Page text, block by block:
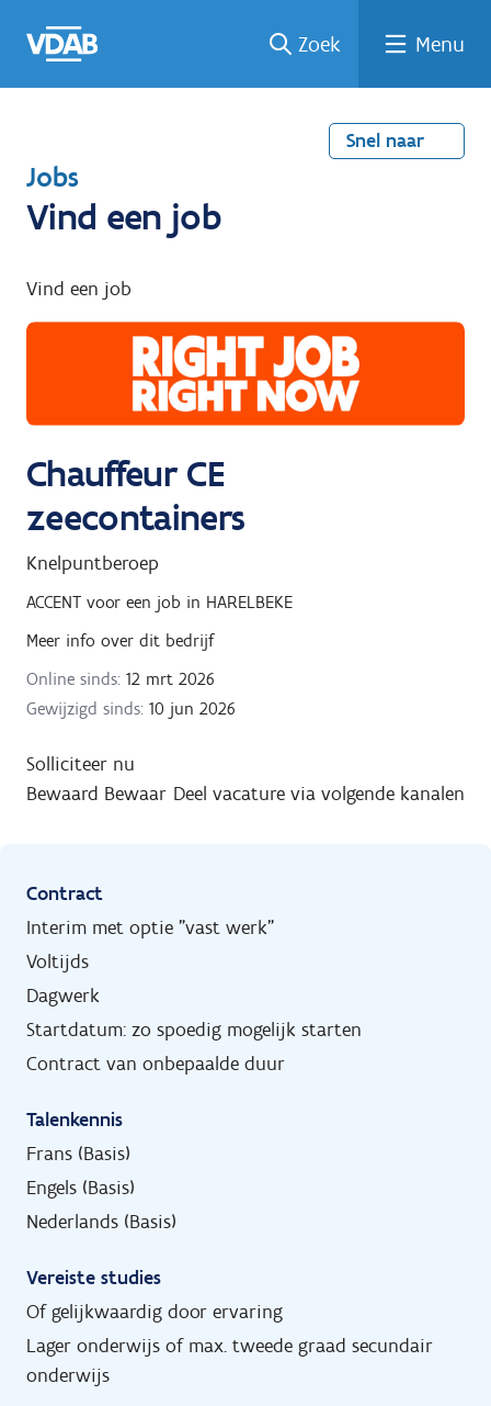
naar
een
een
job
naar
Zoek Menu
Snel naar
T
e
u
g
a
r
Jobs
Vind een job
Vind een job
Chauffeur CE
zeecontainers
Knelpuntberoep
ACCENT voor een job in HARELBEKE
Meer info over dit bedrijf
Online sinds: 12 mrt 2026
Gewijzigd sinds: 10 jun 2026
Solliciteer nu
Bewaard Bewaar Deel vacature via volgende kanalen
Contract
Interim met optie "vast werk"
Voltijds
Dagwerk
Startdatum: zo spoedig mogelijk starten
Contract van onbepaalde duur
Talenkennis
Frans (Basis)
Engels (Basis)
Nederlands (Basis)
Vereiste studies
Of gelijkwaardig door ervaring
Lager onderwijs of max. tweede graad secundair
onderwijs